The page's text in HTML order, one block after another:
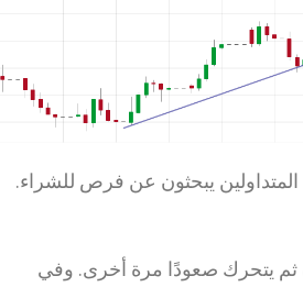
يبحثون عن فرص للشراء.
يتحرك صعودًا مرة أخرى. وفي